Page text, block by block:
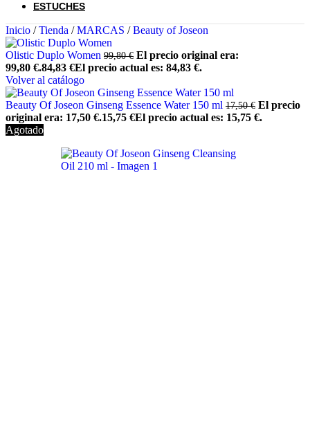
ESTUCHES
Inicio / Tienda / MARCAS / Beauty of Joseon
Olistic Duplo Women 99,80€ El precio original era:
99,80 €.84,83 €El precio actual es: 84,83 €.
Volver al catálogo
Beauty Of Joseon Ginseng Essence Water 150 ml 17,50€ El precio
original era: 17,50 €.15,75 €El precio actual es: 15,75 €.
Agotado